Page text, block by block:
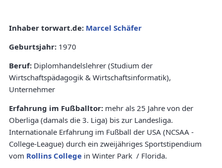
Inhaber torwart.de: Marcel Schäfer
Geburtsjahr: 1970
Beruf: Diplomhandelslehrer (Studium der
Wirtschaftspädagogik & Wirtschaftsinformatik),
Unternehmer
Erfahrung im Fußballtor: mehr als 25 Jahre von der
Oberliga (damals die 3. Liga) bis zur Landesliga.
Internationale Erfahrung im Fußball der USA (NCSAA -
College-League) durch ein zweijähriges Sportstipendium
vom Rollins College in Winter Park / Florida.